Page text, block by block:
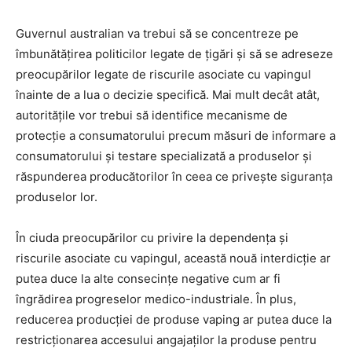
Guvernul australian va trebui să se concentreze pe
îmbunătățirea politicilor legate de țigări și să se adreseze
preocupărilor legate de riscurile asociate cu vapingul
înainte de a lua o decizie specifică. Mai mult decât atât,
autoritățile vor trebui să identifice mecanisme de
protecție a consumatorului precum măsuri de informare a
consumatorului și testare specializată a produselor și
răspunderea producătorilor în ceea ce privește siguranța
produselor lor.
În ciuda preocupărilor cu privire la dependența și
riscurile asociate cu vapingul, această nouă interdicție ar
putea duce la alte consecințe negative cum ar fi
îngrădirea progreselor medico-industriale. În plus,
reducerea producției de produse vaping ar putea duce la
restricționarea accesului angajaților la produse pentru